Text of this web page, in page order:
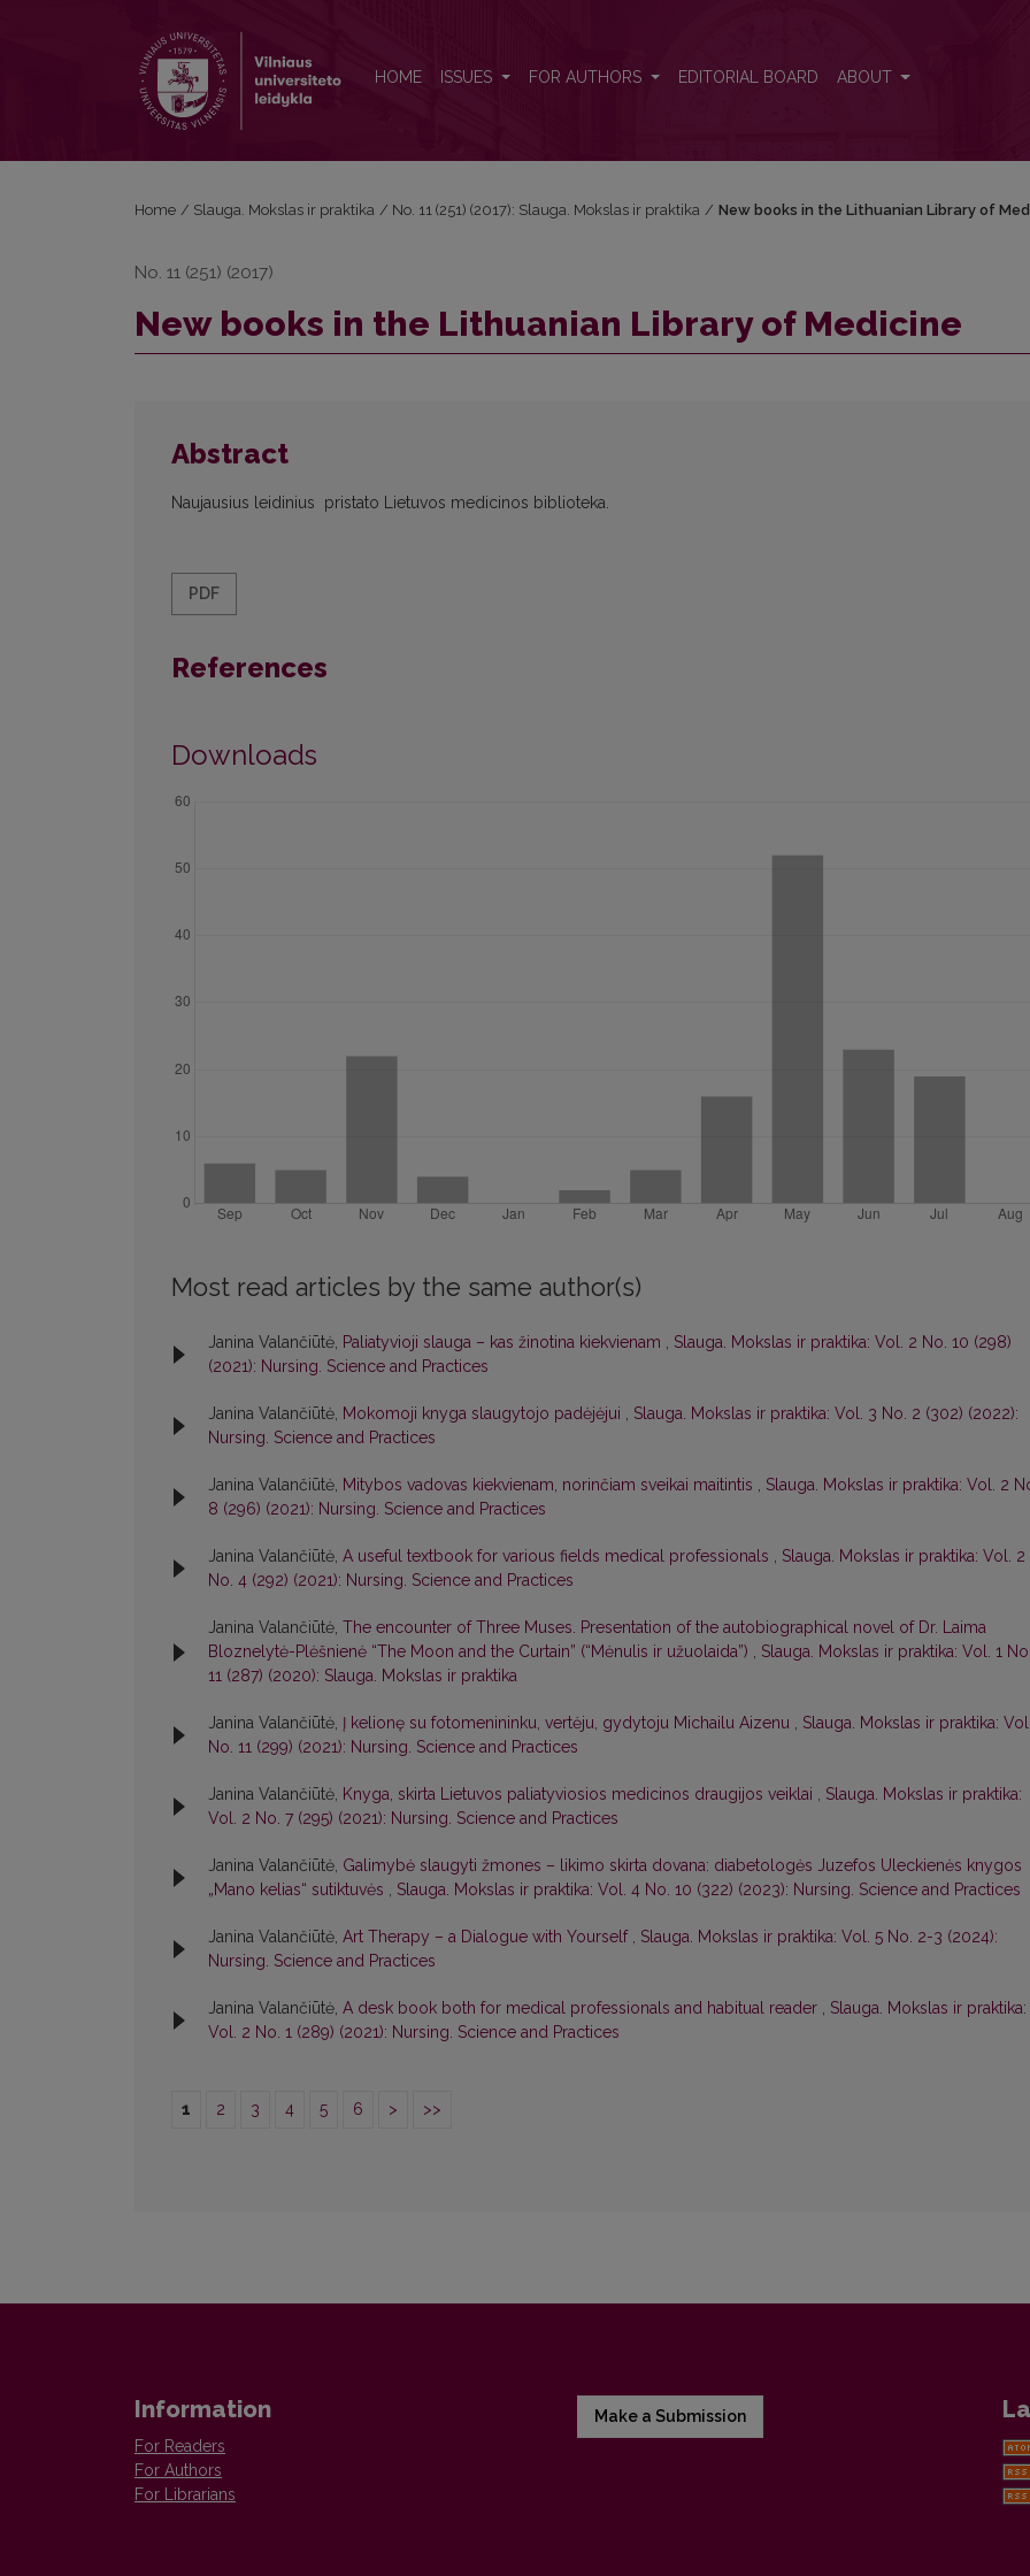
HOME ISSUES FOR AUTHORS EDITORIAL BOARD ABOUT
Home / Slauga. Mokslas ir praktika / No. 11 (251) (2017): Slauga. Mokslas ir praktika / New books in the Lithuanian Library of
No. 11 (251) (2017)
New books in the Lithuanian Library of Medicine
Abstract
Naujausius leidinius pristato Lietuvos medicinos biblioteka.
PDF
References
Downloads
Most read articles by the same author(s)
Janina Valančiūtė, Paliatyvioji slauga – kas žinotina kiekvienam , Slauga. Mokslas ir praktika: Vol. 2 No. 10 (298)
(2021): Nursing. Science and Practices
Janina Valančiūtė, Mokomoji knyga slaugytojo padėjėjui , Slauga. Mokslas ir praktika: Vol. 3 No. 2 (302) (2022):
Nursing. Science and Practices
Janina Valančiūtė, Mitybos vadovas kiekvienam, norinčiam sveikai maitintis , Slauga. Mokslas ir praktika: Vol. 2
8 (296) (2021): Nursing. Science and Practices
Janina Valančiūtė, A useful textbook for various fields medical professionals , Slauga. Mokslas ir praktika: Vol. 2
No. 4 (292) (2021): Nursing. Science and Practices
Janina Valančiūtė, The encounter of Three Muses. Presentation of the autobiographical novel of Dr. Laima
Bloznelytė-Plėšnienė “The Moon and the Curtain” (“Mėnulis ir užuolaida”) , Slauga. Mokslas ir praktika: Vol. 1 No.
11 (287) (2020): Slauga. Mokslas ir praktika
Janina Valančiūtė, Į kelionę su fotomenininku, vertėju, gydytoju Michailu Aizenu , Slauga. Mokslas ir praktika:
No. 11 (299) (2021): Nursing. Science and Practices
Janina Valančiūtė, Knyga, skirta Lietuvos paliatyviosios medicinos draugijos veiklai , Slauga. Mokslas ir praktika:
Vol. 2 No. 7 (295) (2021): Nursing. Science and Practices
Janina Valančiūtė, Galimybė slaugyti žmones – likimo skirta dovana: diabetologės Juzefos Uleckienės knygos
„Mano kelias“ sutiktuvės , Slauga. Mokslas ir praktika: Vol. 4 No. 10 (322) (2023): Nursing. Science and Practices
Janina Valančiūtė, Art Therapy – a Dialogue with Yourself , Slauga. Mokslas ir praktika: Vol. 5 No. 2-3 (2024):
Nursing. Science and Practices
Janina Valančiūtė, A desk book both for medical professionals and habitual reader , Slauga. Mokslas ir praktika:
Vol. 2 No. 1 (289) (2021): Nursing. Science and Practices
1 2 3 4 5 6 > >>
Information
For Readers
For Authors
For Librarians
Make a Submission